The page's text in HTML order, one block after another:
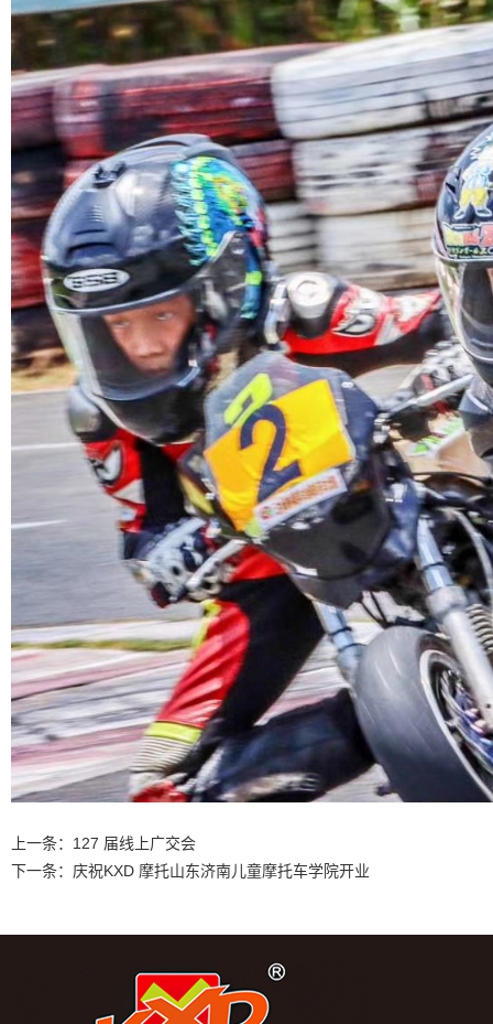
上一条： 127 届线上广交会
下一条： 庆祝KXD 摩托山东济南儿童摩托车学院开业